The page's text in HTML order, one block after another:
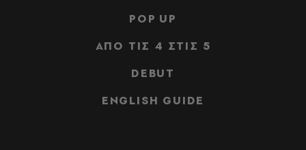
POP UP
ΑΠΟ ΤΙΣ 4 ΣΤΙΣ 5
DEBUT
ENGLISH GUIDE